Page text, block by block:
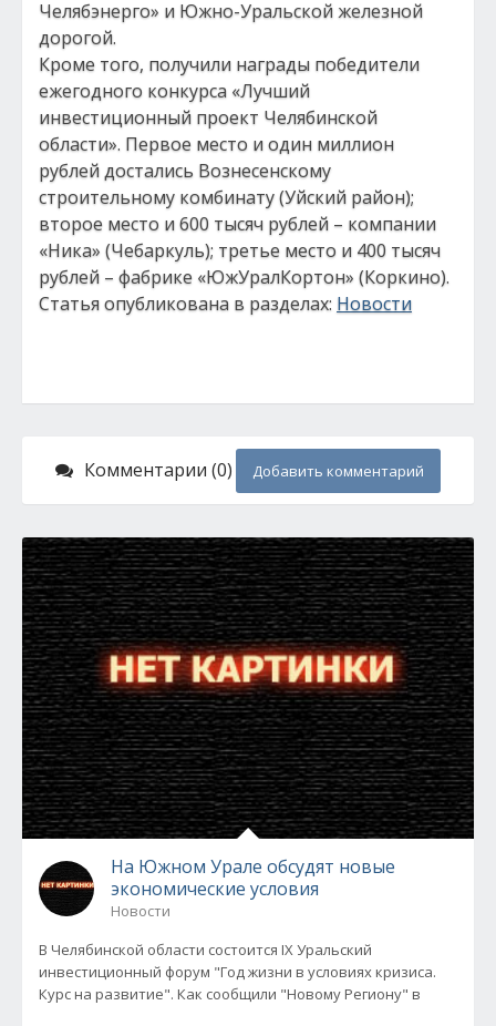
Челябэнерго» и Южно-Уральской железной
дорогой.
Кроме того, получили награды победители
ежегодного конкурса «Лучший
инвестиционный проект Челябинской
области». Первое место и один миллион
рублей достались Вознесенскому
строительному комбинату (Уйский район);
второе место и 600 тысяч рублей – компании
«Ника» (Чебаркуль); третье место и 400 тысяч
рублей – фабрике «ЮжУралКортон» (Коркино).
Статья опубликована в разделах: Новости
Комментарии (0) Добавить комментарий
На Южном Урале обсудят новые
экономические условия
Новости
В Челябинской области состоится IX Уральский
инвестиционный форум "Год жизни в условиях кризиса.
Курс на развитие". Как сообщили "Новому Региону" в